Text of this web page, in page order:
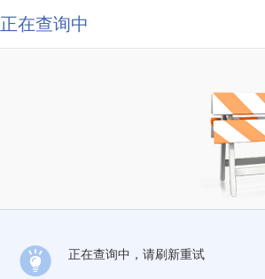
正在查询中
正在查询中，请刷新重试